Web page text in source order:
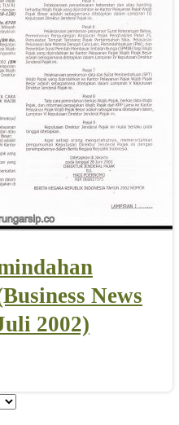
News
2002)